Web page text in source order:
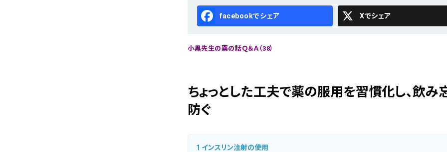
Facebook X
小黒先生の薬の話Ｑ＆Ａ（38）
ちょっとした工夫で薬の服用を習慣化し、飲み
防ぐ
1 インスリン注射の使用